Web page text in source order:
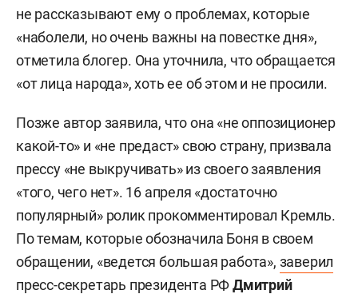
не рассказывают ему о проблемах, которые
«наболели, но очень важны на повестке дня»,
отметила блогер. Она уточнила, что обращается
«от лица народа», хоть ее об этом и не просили.
Позже автор заявила, что она «не оппозиционер
какой-то» и «не предаст» свою страну, призвала
прессу «не выкручивать» из своего заявления
«того, чего нет». 16 апреля «достаточно
популярный» ролик прокомментировал Кремль.
По темам, которые обозначила Боня в своем
обращении, «ведется большая работа», заверил
пресс-секретарь президента РФДмитрий